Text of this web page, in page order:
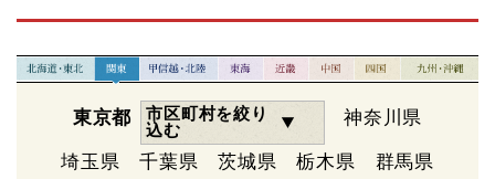
東京都
市区町村を絞り
込む
神奈川県
埼玉県 千葉県 茨城県 栃木県 群馬県